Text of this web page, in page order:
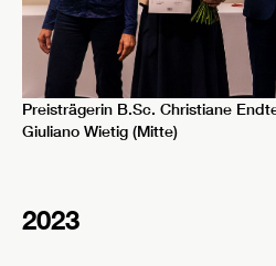
Preisträgerin B.Sc. Christiane
Giuliano Wietig (Mitte)
2023